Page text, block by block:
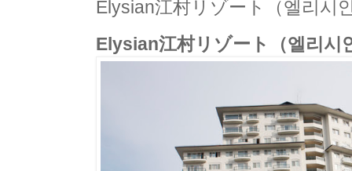
Elysian江村リゾート（엘리시
Elysian江村リゾート（엘리시